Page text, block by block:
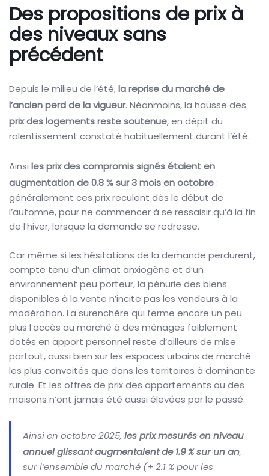
Des propositions de prix à
des niveaux sans
précédent
Depuis le milieu de l’été,la reprise du marché de
l’ancien perd de la vigueur. Néanmoins, la hausse des
prix des logements reste soutenue, en dépit du
ralentissement constaté habituellement durant l’été.
Ainsi les prix des compromis signés étaient en
augmentation de 0.8 % sur 3 mois en octobre :
généralement ces prix reculent dès le début de
l’automne, pour ne commencer à se ressaisir qu’à la fin
de l’hiver, lorsque la demande se redresse.
Car même si les hésitations de la demande perdurent,
compte tenu d’un climat anxiogène et d’un
environnement peu porteur, la pénurie des biens
disponibles à la vente n’incite pas les vendeurs à la
modération. La surenchère qui ferme encore un peu
plus l’accès au marché à des ménages faiblement
dotés en apport personnel reste d’ailleurs de mise
partout, aussi bien sur les espaces urbains de marché
les plus convoités que dans les territoires à dominante
rurale. Et les offres de prix des appartements ou des
maisons n’ont jamais été aussi élevées par le passé.
Ainsi en octobre 2025, les prix mesurés en niveau
annuel glissant augmentaient de 1.9 % sur un an,
sur l’ensemble du marché (+ 2.1 % pour les